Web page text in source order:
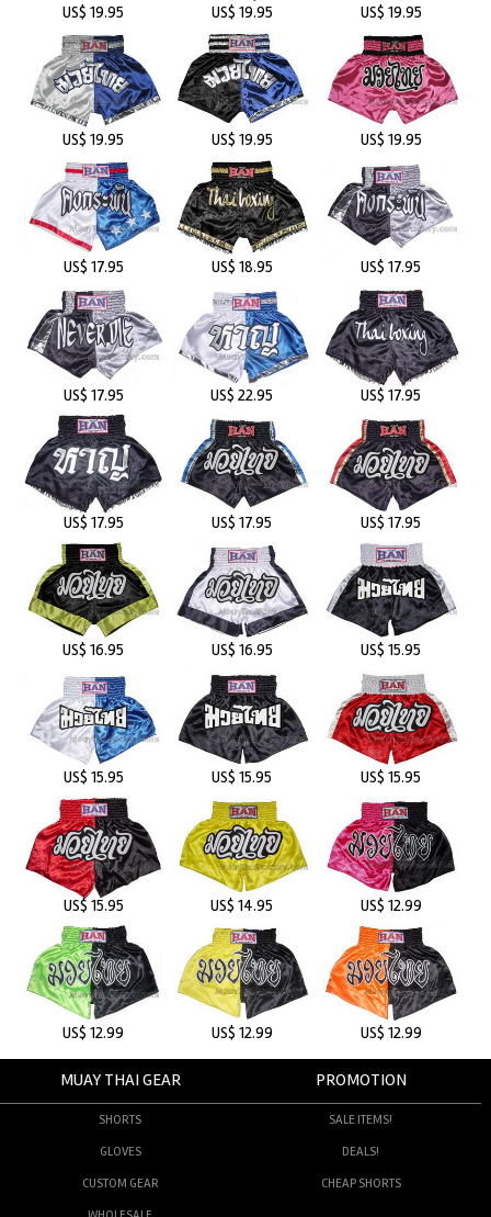
US$ 19.95 US$ 19.95 US$ 19.95
US$ 19.95 US$ 19.95 US$ 19.95
US$ 17.95 US$ 18.95 US$ 17.95
US$ 17.95 US$ 22.95 US$ 17.95
US$ 17.95 US$ 17.95 US$ 17.95
US$ 16.95 US$ 16.95 US$ 15.95
US$ 15.95 US$ 15.95 US$ 15.95
US$ 15.95 US$ 14.95 US$ 12.99
US$ 12.99 US$ 12.99 US$ 12.99
MUAY THAI GEAR
SHORTS
GLOVES
CUSTOM GEAR
PROMOTION
SALE ITEMS!
DEALS!
CHEAP SHORTS